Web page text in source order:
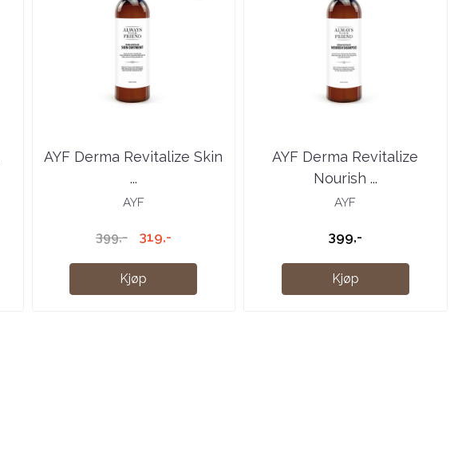
AYF Derma Revitalize Skin
...
AYF
399,- 319,-
Kjøp
AYF Derma Revitalize
Nourish ...
AYF
399,-
Kjøp